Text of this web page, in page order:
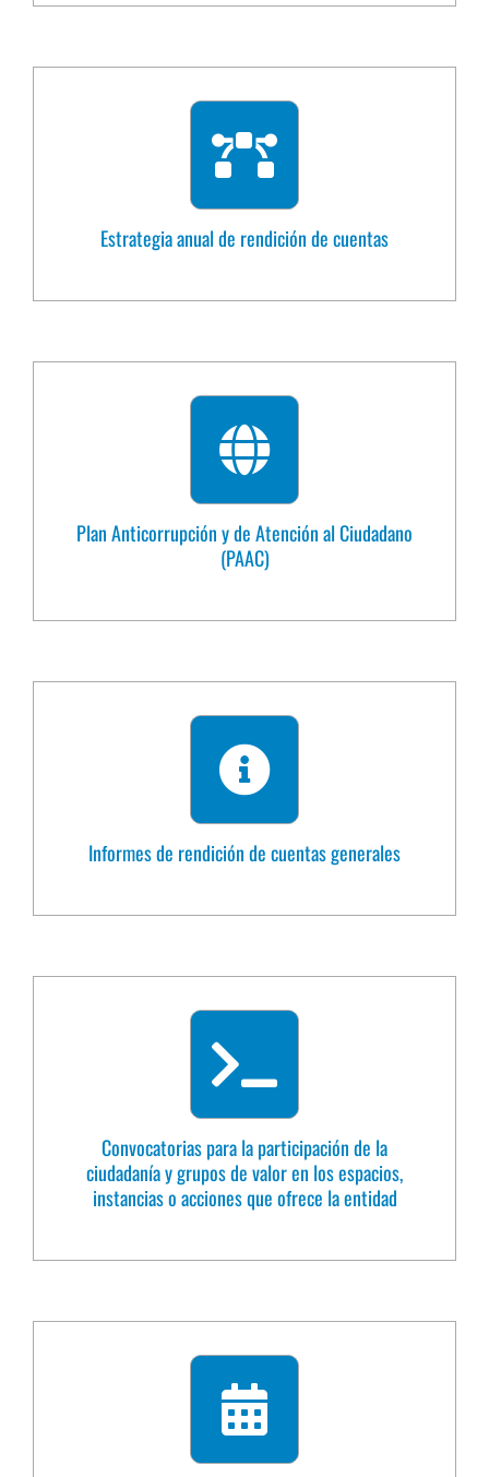
Estrategia anual de rendición de cuentas
Plan Anticorrupción y de Atención al Ciudadano
(PAAC)
Informes de rendición de cuentas generales
Convocatorias para la participación de la
ciudadanía y grupos de valor en los espacios,
instancias o acciones que ofrece la entidad